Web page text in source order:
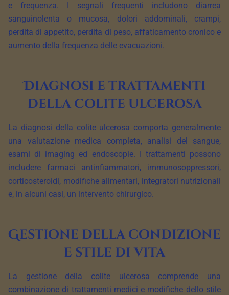
e frequenza. I segnali frequenti includono diarrea
sanguinolenta o mucosa, dolori addominali, crampi,
perdita di appetito, perdita di peso, affaticamento cronico e
aumento della frequenza delle evacuazioni.
Diagnosi e trattamenti
della colite ulcerosa
La diagnosi della colite ulcerosa comporta generalmente
una valutazione medica completa, analisi del sangue,
esami di imaging ed endoscopie. I trattamenti possono
includere farmaci antinfiammatori, immunosoppressori,
corticosteroidi, modifiche alimentari, integratori nutrizionali
e, in alcuni casi, un intervento chirurgico.
Gestione della condizione
e stile di vita
La gestione della colite ulcerosa comprende una
combinazione di trattamenti medici e modifiche dello stile